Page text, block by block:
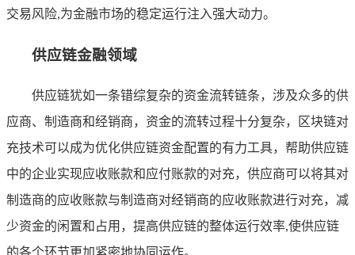
交易风险,为金融市场的稳定运行注入强大动力。
供应链金融领域
供应链犹如一条错综复杂的资金流转链条，涉及众多的供
应商、制造商和经销商，资金的流转过程十分复杂，区块链对
充技术可以成为优化供应链资金配置的有力工具，帮助供应链
中的企业实现应收账款和应付账款的对充，供应商可以将其对
制造商的应收账款与制造商对经销商的应收账款进行对充，减
少资金的闲置和占用，提高供应链的整体运行效率,使供应链